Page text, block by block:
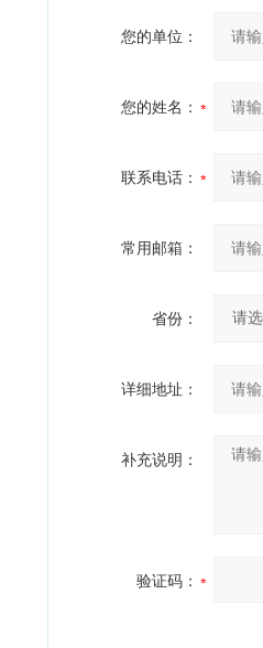
您的单位：
您的姓名：
联系电话：
常用邮箱：
省份：
详细地址：
补充说明：
验证码：